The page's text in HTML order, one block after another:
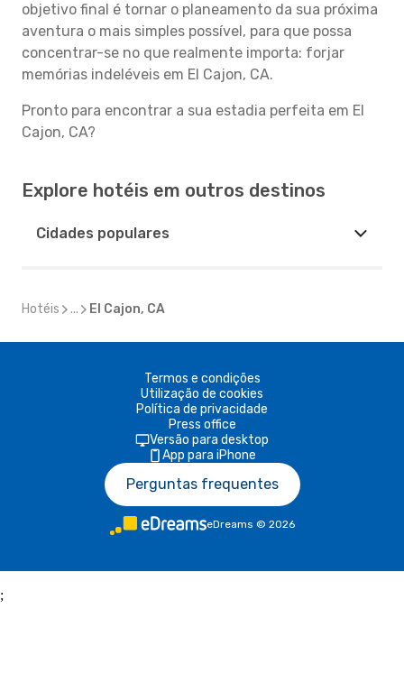
objetivo final é tornar o planeamento da sua próxima
aventura o mais simples possível, para que possa
concentrar-se no que realmente importa: forjar
memórias indeléveis em El Cajon, CA.
Pronto para encontrar a sua estadia perfeita em El
Cajon, CA?
Explore hotéis em outros destinos
Cidades populares
Hotéis ... El Cajon, CA
Termos e condições
Utilização de cookies
Política de privacidade
Press office
Versão para desktop
App para iPhone
Perguntas frequentes
eDreams © 2026
;